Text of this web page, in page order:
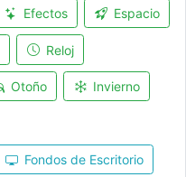
Efectos Espacio
Reloj
Otoño Invierno
Fondos de Escritorio